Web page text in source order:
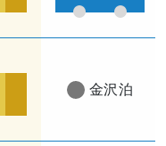
金沢泊